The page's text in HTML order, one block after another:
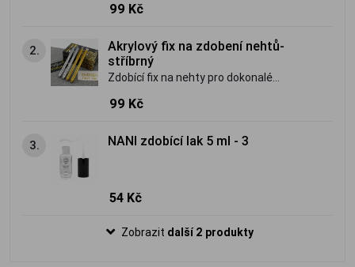
99 Kč
2.
Akrylový fix na zdobení nehtů-
stříbrný
Zdobící fix na nehty pro dokonalé
zdobení nehtů,nebo drobných
99 Kč
3. NANI zdobící lak 5 ml - 3
54 Kč
Zobrazit další 2 produkty